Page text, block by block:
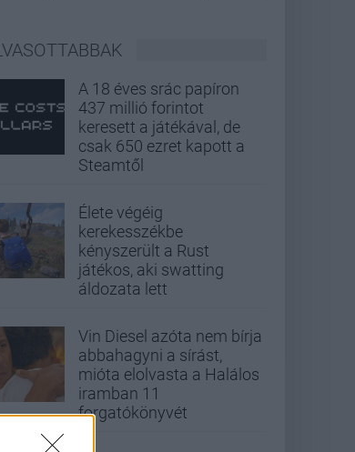
A 18 éves srác papíron
437 millió forintot
keresett a játékával, de
csak 650 ezret kapott a
Steamtől
Élete végéig
kerekesszékbe
kényszerült a Rust
játékos, aki swatting
áldozata lett
Vin Diesel azóta nem bírja
abbahagyni a sírást,
mióta elolvasta a Halálos
iramban 11
forgatókönyvét